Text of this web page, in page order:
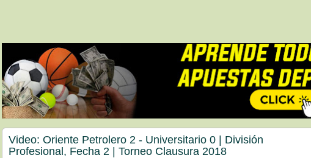
Video: Oriente Petrolero 2 - Universitario 0 | División
Profesional, Fecha 2 | Torneo Clausura 2018